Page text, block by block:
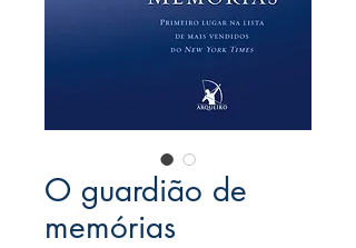
O guardião de
memórias